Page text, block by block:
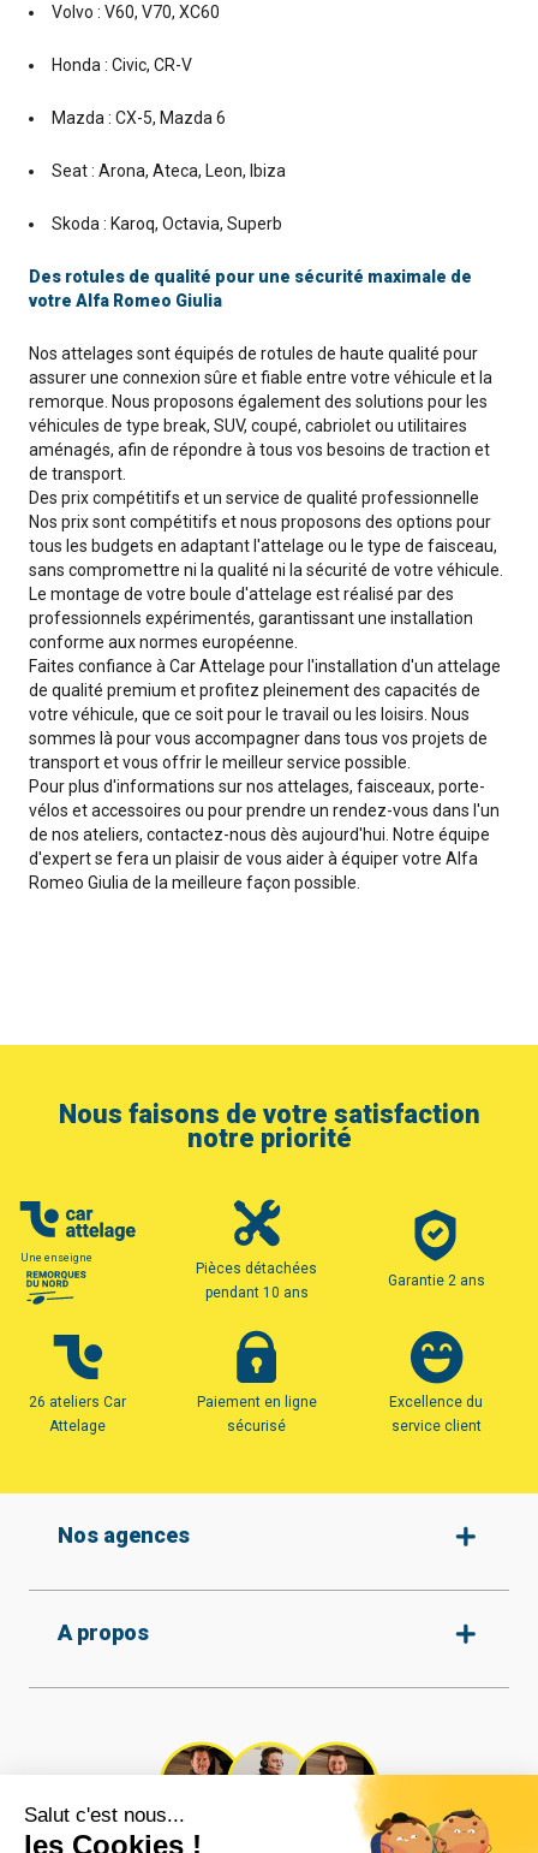
Volvo : V60, V70, XC60
Honda : Civic, CR-V
Mazda : CX-5, Mazda 6
Seat : Arona, Ateca, Leon, Ibiza
Skoda : Karoq, Octavia, Superb
Des rotules de qualité pour une sécurité maximale de
votre Alfa Romeo Giulia
Nos attelages sont équipés de rotules de haute qualité pour
assurer une connexion sûre et fiable entre votre véhicule et la
remorque. Nous proposons également des solutions pour les
véhicules de type break, SUV, coupé, cabriolet ou utilitaires
aménagés, afin de répondre à tous vos besoins de traction et
de transport.
Des prix compétitifs et un service de qualité professionnelle
Nos prix sont compétitifs et nous proposons des options pour
tous les budgets en adaptant l'attelage ou le type de faisceau,
sans compromettre ni la qualité ni la sécurité de votre véhicule.
Le montage de votre boule d'attelage est réalisé par des
professionnels expérimentés, garantissant une installation
conforme aux normes européenne.
Faites confiance à Car Attelage pour l'installation d'un attelage
de qualité premium et profitez pleinement des capacités de
votre véhicule, que ce soit pour le travail ou les loisirs. Nous
sommes là pour vous accompagner dans tous vos projets de
transport et vous offrir le meilleur service possible.
Pour plus d'informations sur nos attelages, faisceaux, porte-
vélos et accessoires ou pour prendre un rendez-vous dans l'un
de nos ateliers, contactez-nous dès aujourd'hui. Notre équipe
d'expert se fera un plaisir de vous aider à équiper votre Alfa
Romeo Giulia de la meilleure façon possible.
Nous faisons de votre satisfaction
notre priorité
Une enseigne
Pièces détachées
pendant 10 ans
Garantie 2 ans
26 ateliers Car
Attelage
Paiement en ligne
sécurisé
Excellence du
service client
Nos agences
Armentières
Beauvais
Caudry
Coignières
A propos
Contact
Mentions légales
vente
Tous nos attelages
Réalisations